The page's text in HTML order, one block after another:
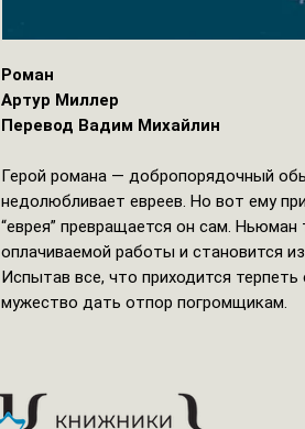
Роман
Артур Миллер
Перевод Вадим Михайлин
Герой романа — добропорядочный
недолюбливает евреев. Но вот ему
“еврея” превращается он сам.
оплачиваемой работы и становится
Испытав все, что приходится
мужество дать отпор погромщикам.